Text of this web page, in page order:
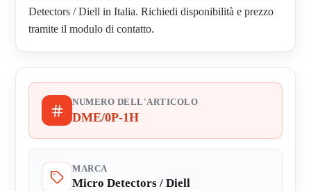
Detectors / Diell in Italia. Richiedi disponibilità e prezzo
tramite il modulo di contatto.
NUMERO DELL'ARTICOLO
DME/0P-1H
MARCA
Micro Detectors / Diell